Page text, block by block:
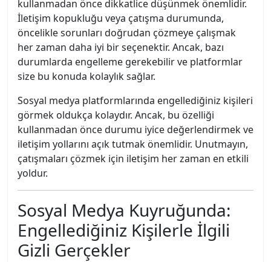
kullanmadan önce dikkatlice düşünmek önemlidir.
İletişim kopukluğu veya çatışma durumunda,
öncelikle sorunları doğrudan çözmeye çalışmak
her zaman daha iyi bir seçenektir. Ancak, bazı
durumlarda engelleme gerekebilir ve platformlar
size bu konuda kolaylık sağlar.
Sosyal medya platformlarında engellediğiniz kişileri
görmek oldukça kolaydır. Ancak, bu özelliği
kullanmadan önce durumu iyice değerlendirmek ve
iletişim yollarını açık tutmak önemlidir. Unutmayın,
çatışmaları çözmek için iletişim her zaman en etkili
yoldur.
Sosyal Medya Kuyruğunda:
Engellediğiniz Kişilerle İlgili
Gizli Gerçekler